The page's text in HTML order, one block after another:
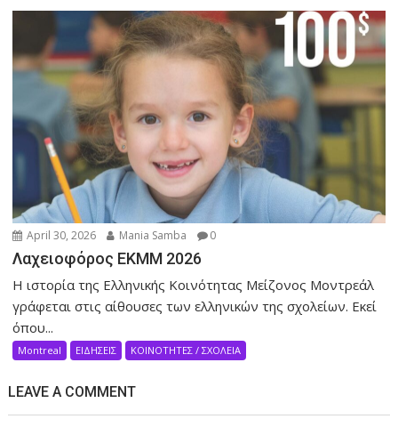
April 30, 2026 Mania Samba 0
Λαχειοφόρος ΕΚΜΜ 2026
Η ιστορία της Ελληνικής Κοινότητας Μείζονος Μοντρεάλ
γράφεται στις αίθουσες των ελληνικών της σχολείων. Eκεί
όπου...
Montreal ΕΙΔΗΣΕΙΣ ΚΟΙΝΟΤΗΤΕΣ / ΣΧΟΛΕΙΑ
LEAVE A COMMENT